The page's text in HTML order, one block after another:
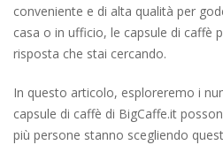
conveniente e di alta qualità per
casa o in ufficio, le capsule di caffè
risposta che stai cercando.
In questo articolo, esploreremo i
capsule di caffè di BigCaffe.it
più persone stanno scegliendo